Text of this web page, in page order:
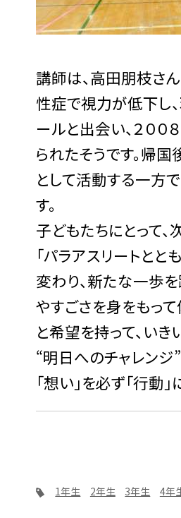
講師は、高田朋枝さ
性症で視力が低下し
ールと出会い、２０
られたそうです。帰
として活動する一方
す。
子どもたちにとって
「パラアスリートと
変わり、新たな一歩
やすごさを身をもっ
と希望を持って、いき
“明日へのチャレンジ”
「想い」を必ず「行動
1年生 2年生 3年生 4年